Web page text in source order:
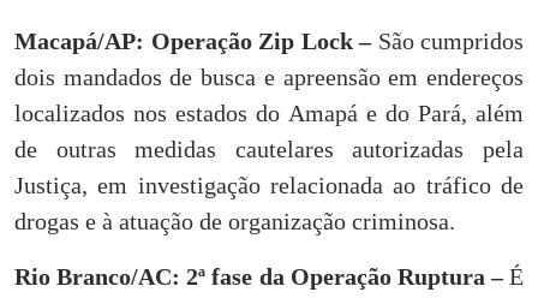
Macapá/AP: Operação Zip Lock –São cumpridos
dois mandados de busca e apreensão em endereços
localizados nos estados do Amapá e do Pará, além
de outras medidas cautelares autorizadas pela
Justiça, em investigação relacionada ao tráfico de
drogas e à atuação de organização criminosa.
Rio Branco/AC: 2ª fase da Operação Ruptura –É